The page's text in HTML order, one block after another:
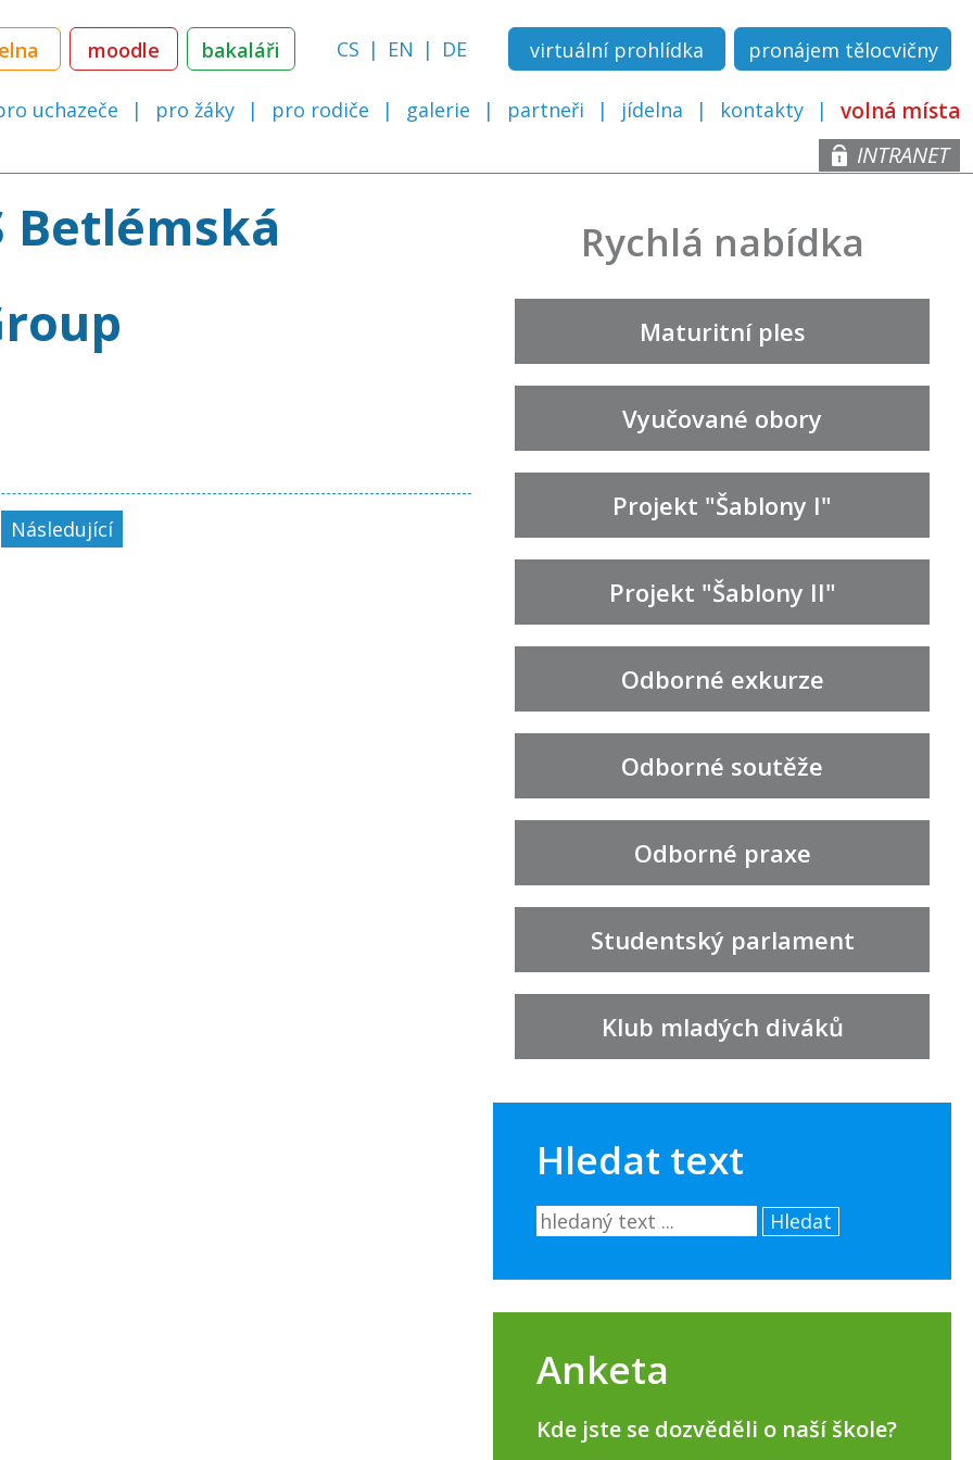
uchazeče pro žáky pro rodiče galerie partneři jídelna kontakty volná místa
moodle bakaláři CS EN DE virtuální prohlídka pronájem tělocvičny
INTRANET
Betlémská
Následující
Rychlá nabídka
Maturitní ples
Vyučované obory
Projekt "Šablony I"
Projekt "Šablony II"
Odborné exkurze
Odborné soutěže
Odborné praxe
Studentský parlament
Klub mladých diváků
Hledat text
Hledat
Anketa
Kde jste se dozvěděli o naší škole?